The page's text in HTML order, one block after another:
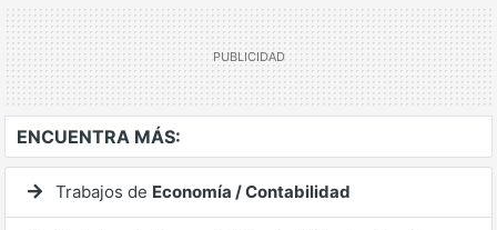
ENCUENTRA MÁS:
Trabajos de Economía / Contabilidad